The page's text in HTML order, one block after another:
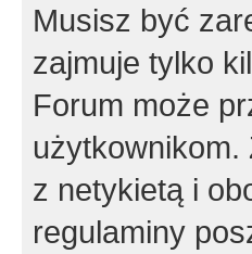
Musisz być
zajmuje tylko
Forum może
użytkownikom.
z netykietą i
regulaminy